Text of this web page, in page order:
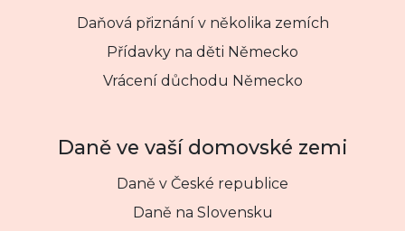
Daňová přiznání v několika zemích
Přídavky na děti Německo
Vrácení důchodu Německo
Daně ve vaší domovské zemi
Daně v České republice
Daně na Slovensku